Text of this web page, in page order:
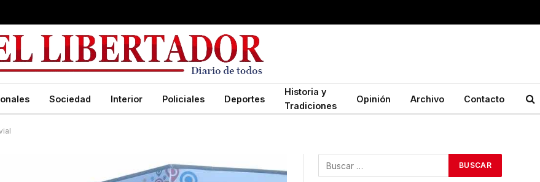
Sociedad Interior Policiales Deportes
Historia y
Tradiciones
Opinión Archivo Contacto